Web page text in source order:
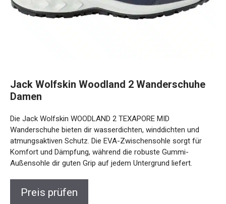
Damen
Wanderschuhe bieten dir wasserdichten, winddichten und
atmungsaktiven Schutz. Die EVA-Zwischensohle sorgt für
Komfort und Dämpfung, während die robuste Gummi-
Außensohle dir guten Grip auf jedem Untergrund liefert.